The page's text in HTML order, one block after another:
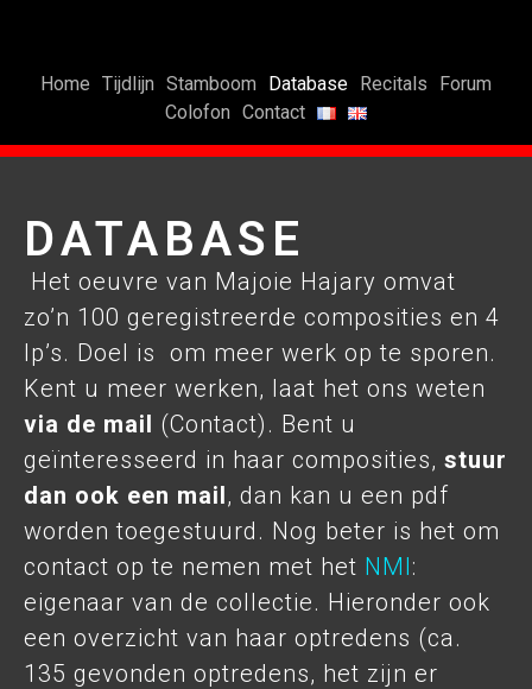
Home Tijdlijn Stamboom Database Recitals
Forum
Colofon Contact
DATABASE
Het oeuvre van Majoie Hajary omvat
zo’n 100 geregistreerde composities en 4
lp’s. Doel is om meer werk op te sporen.
Kent u meer werken, laat het ons weten
via de mail (Contact). Bent u
geïnteresseerd in haar composities, stuur
dan ook een mail, dan kan u een pdf
worden toegestuurd. Nog beter is het om
contact op te nemen met het NMI:
eigenaar van de collectie. Hieronder ook
een overzicht van haar optredens (ca.
135 gevonden optredens, het zijn er